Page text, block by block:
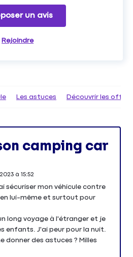
un avis
Rejoindre
Les astuces Découvrir les
camping car
à 15:52
sécuriser mon véhicule contre
en lui-même et surtout pour
long voyage à l'étranger et je
enfants. J'ai peur pour la nuit.
donner des astuces ? Milles